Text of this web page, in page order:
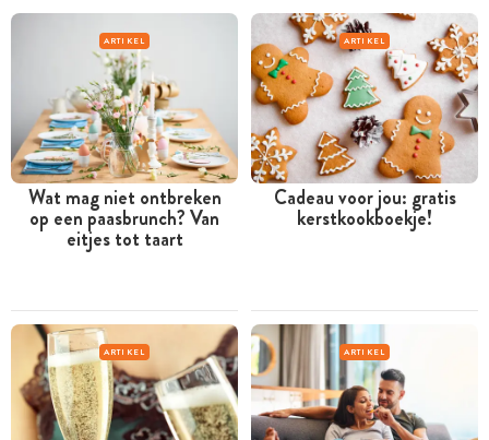
ARTIKEL
Wat mag niet ontbreken
op een paasbrunch? Van
eitjes tot taart
ARTIKEL
Cadeau voor jou: gratis
kerstkookboekje!
ARTIKEL ARTIKEL